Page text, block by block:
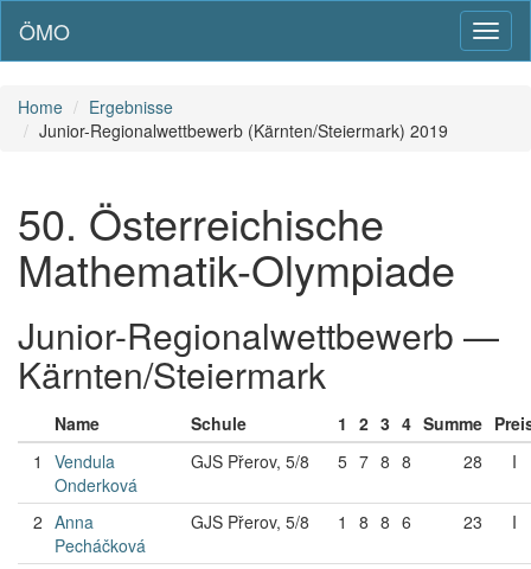
ÖMO
Home
Ergebnisse
Junior-Regionalwettbewerb (Kärnten/Steiermark) 2019
50. Österreichische
Mathematik-Olympiade
Junior-Regionalwettbewerb —
Kärnten/Steiermark
Name Schule 1 2 3 4 Summe
1
Vendula
Onderková
GJS Přerov, 5/8 5 7 8 8 28 I
2 Anna
Pecháčková
GJS Přerov, 5/8 1 8 8 6 23 I